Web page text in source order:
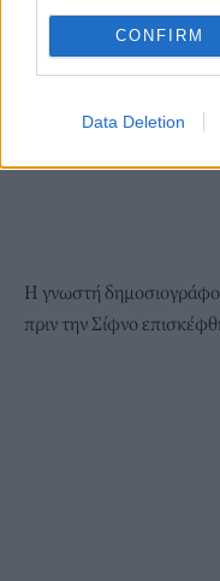
CONFIRM
Data Deletion
Η γνωστή
πριν την Σίφνο